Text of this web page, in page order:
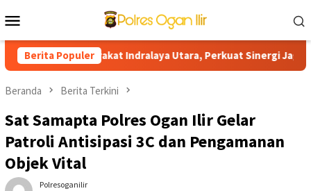
ke
Mobile
Berita Populer
Masyarakat Indralaya Utara, Perkuat Sinergi Jaga Kamtibmas
Beranda Berita Terkini
Sat Samapta Polres Ogan Ilir Gelar
Patroli Antisipasi 3C dan Pengamanan
Objek Vital
Polresoganilir